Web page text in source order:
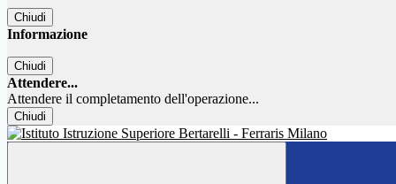
Chiudi
Informazione
Chiudi
Attendere...
Attendere il completamento dell'operazione...
Chiudi